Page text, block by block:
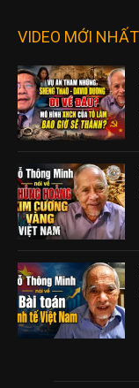
VIDEO MỚI NHẤT